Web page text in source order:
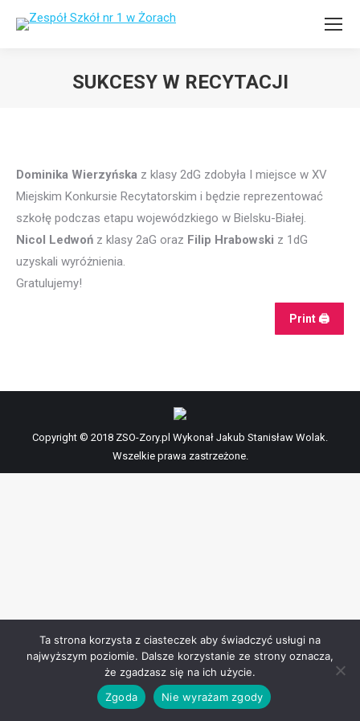
SUKCESY W RECYTACJI
Dominika Wierzyńska z klasy 2dG zdobyła I miejsce w XV
Miejskim Konkursie Recytatorskim i będzie reprezentować
szkołę podczas etapu wojewódzkiego w Bielsku-Białej.
Nicol Ledwoń z klasy 2aG oraz Filip Hrabowski z 1dG
uzyskali wyróżnienia.
Gratulujemy!
Print 🖨
Copyright © 2018 ZSO-Zory.pl Wykonał Jakub Stanisław Wolak.
Wszelkie prawa zastrzeżone.
Ta strona korzysta z ciasteczek aby świadczyć usługi na
najwyższym poziomie. Dalsze korzystanie ze strony oznacza,
że zgadzasz się na ich użycie.
Zgoda
Nie wyrażam zgody